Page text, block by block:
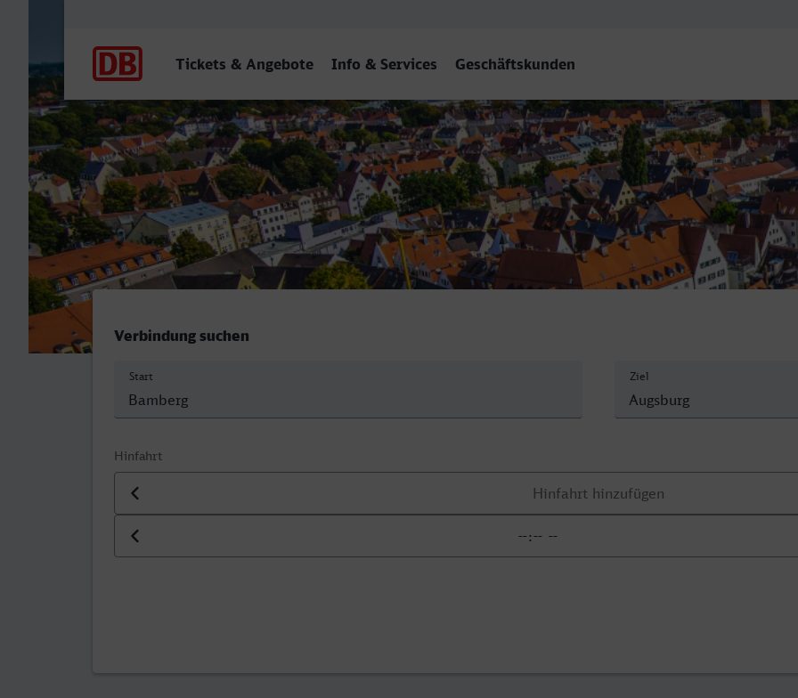
Tickets & Angebote Info & Services Geschäftskunden
Bamberg - Augsburg Hbf
Verbindung suchen
Start Ziel
Hinfahrt
Datum der Hinfahrt
Uhrzeit der Hinfahrt